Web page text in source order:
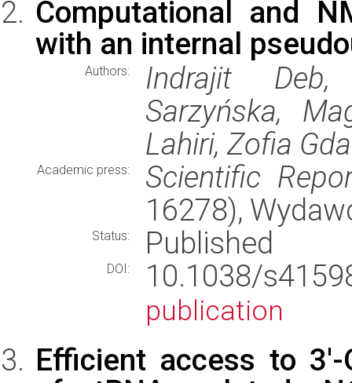
Computational and
with an internal
Authors:
Indrajit
Sarzyńska,
Lahiri, Zofia
Academic press:
Scientific
16278),
Status: Published
DOI: 10.1038/
publication
Efficient access to 3'-